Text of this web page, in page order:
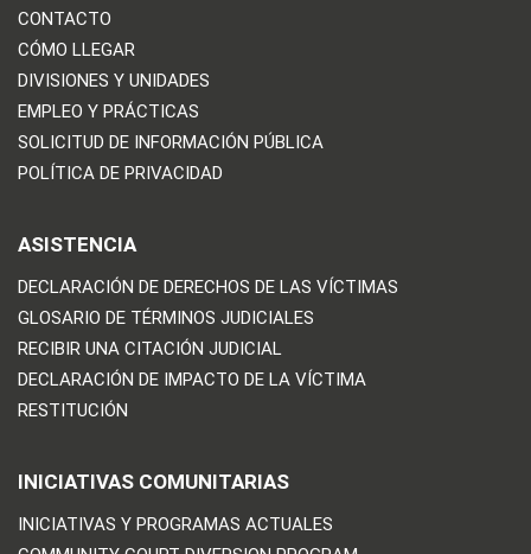
CONTACTO
CÓMO LLEGAR
DIVISIONES Y UNIDADES
EMPLEO Y PRÁCTICAS
SOLICITUD DE INFORMACIÓN PÚBLICA
POLÍTICA DE PRIVACIDAD
ASISTENCIA
DECLARACIÓN DE DERECHOS DE LAS VÍCTIMAS
GLOSARIO DE TÉRMINOS JUDICIALES
RECIBIR UNA CITACIÓN JUDICIAL
DECLARACIÓN DE IMPACTO DE LA VÍCTIMA
RESTITUCIÓN
INICIATIVAS COMUNITARIAS
INICIATIVAS Y PROGRAMAS ACTUALES